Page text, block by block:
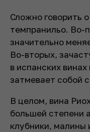
Сложно говорить
темпранильо. Во-
значительно
Во-вторых,
в испанских
затмевает собой
В целом, вина
большей степени
клубники, малины